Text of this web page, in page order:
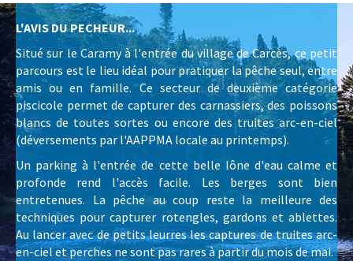
L'AVIS DU PECHEUR...
Situé sur le Caramy à l'entrée du village de Carcès, ce petit
parcours est le lieu idéal pour pratiquer la pêche seul, entre
amis ou en famille. Ce secteur de deuxième catégorie
piscicole permet de capturer des carnassiers, des poissons
blancs de toutes sortes ou encore des truites arc-en-ciel
(déversements par l'AAPPMA locale au printemps).
Un parking à l'entrée de cette belle lône d'eau calme et
profonde rend l'accès facile. Les berges sont bien
entretenues. La pêche au coup reste la meilleure des
techniques pour capturer rotengles, gardons et ablettes.
Au lancer avec de petits leurres les captures de truites arc-
en-ciel et perches ne sont pas rares à partir du mois de mai.